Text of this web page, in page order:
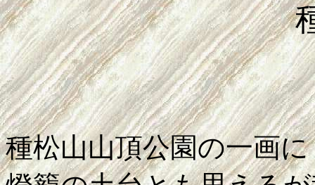
種松山山頂公園の一画